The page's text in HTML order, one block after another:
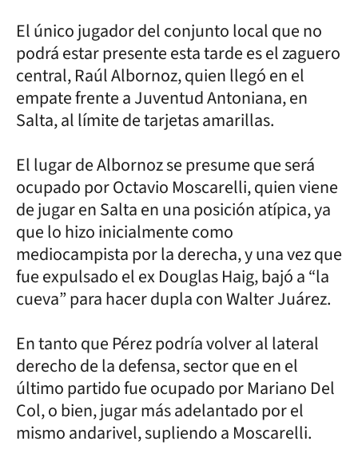
El único jugador del conjunto local que no
podrá estar presente esta tarde es el zaguero
central, Raúl Albornoz, quien llegó en el
empate frente a Juventud Antoniana, en
Salta, al límite de tarjetas amarillas.
El lugar de Albornoz se presume que será
ocupado por Octavio Moscarelli, quien viene
de jugar en Salta en una posición atípica, ya
que lo hizo inicialmente como
mediocampista por la derecha, y una vez que
fue expulsado el ex Douglas Haig, bajó a “la
cueva” para hacer dupla con Walter Juárez.
En tanto que Pérez podría volver al lateral
derecho de la defensa, sector que en el
último partido fue ocupado por Mariano Del
Col, o bien, jugar más adelantado por el
mismo andarivel, supliendo a Moscarelli.